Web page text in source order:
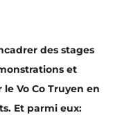
des stages
et
Vo Co Truyen en
Et parmi eux: